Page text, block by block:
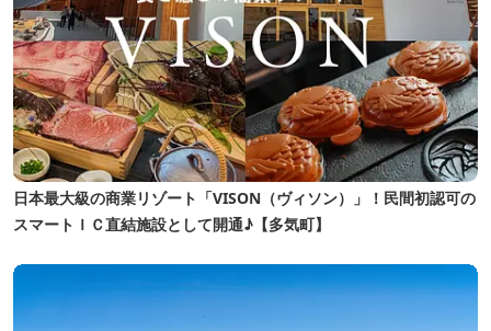
日本最大級の商業リゾート「VISON（ヴィソン）」！民間初認可の
スマートＩＣ直結施設として開通♪【多気町】